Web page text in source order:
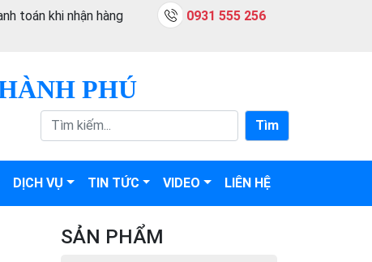
toán khi nhận hàng 0931 555 256
PHÚ
Tìm
DỊCH VỤ TIN TỨC VIDEO LIÊN HỆ
SẢN PHẨM